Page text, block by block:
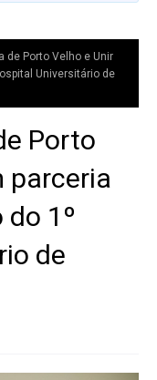
de Porto Velho e Unir
Universitário de
Porto
parceria
1º
de